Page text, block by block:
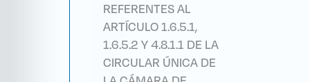
REFERENTES AL
ARTÍCULO 1.6.5.1,
1.6.5.2 Y 4.8.1.1 DE LA
CIRCULAR ÚNICA DE